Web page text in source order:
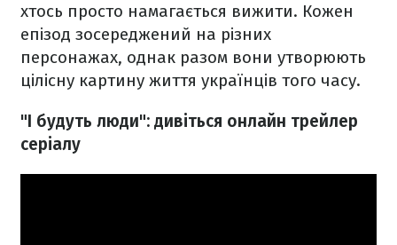
хтось просто намагається вижити. Кожен
епізод зосереджений на різних
персонажах, однак разом вони утворюють
цілісну картину життя українців того часу.
"І будуть люди": дивіться онлайн трейлер
серіалу